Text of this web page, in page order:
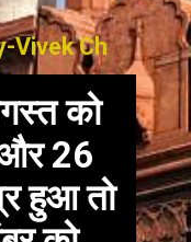
को
26
हुआ तो
Vivek Ch